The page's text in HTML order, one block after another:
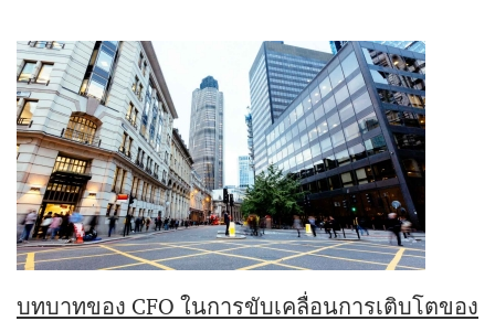
บทบาทของ CFO ในการขับเคลื่อนการเติบโตของ